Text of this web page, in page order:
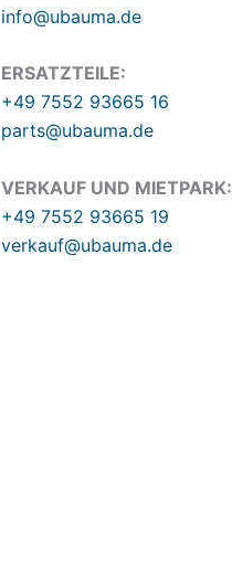
info@ubauma.de
ERSATZTEILE:
+49 7552 93665 16
parts@ubauma.de
VERKAUF UND MIETPARK:
+49 7552 93665 19
verkauf@ubauma.de